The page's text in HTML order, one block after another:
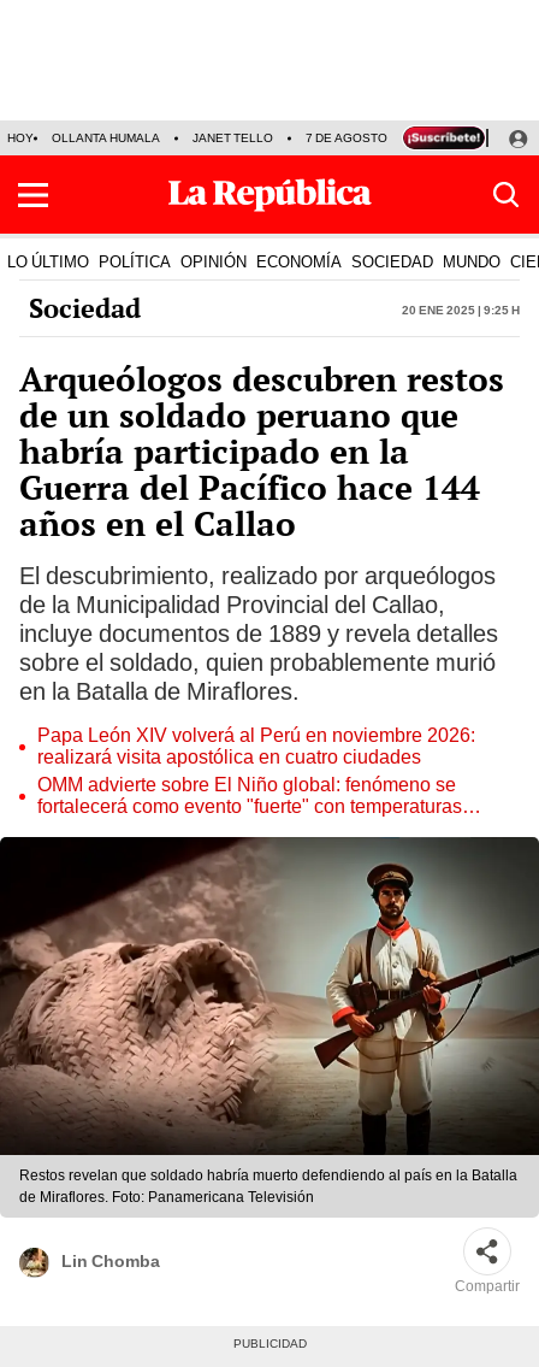
HOY OLLANTA HUMALA JANET TELLO 7 DE AGOSTO TINKA RESULTADOS
LO ÚLTIMO POLÍTICA OPINIÓN ECONOMÍA SOCIEDAD MUNDO
Sociedad 20 Ene 2025 | 9:25 h
Arqueólogos descubren restos
de un soldado peruano que
habría participado en la
Guerra del Pacífico hace 144
años en el Callao
El descubrimiento, realizado por arqueólogos
de la Municipalidad Provincial del Callao,
incluye documentos de 1889 y revela detalles
sobre el soldado, quien probablemente murió
en la Batalla de Miraflores.
Papa León XIV volverá al Perú en noviembre 2026:
realizará visita apostólica en cuatro ciudades
OMM advierte sobre El Niño global: fenómeno se
fortalecerá como evento "fuerte" con temperaturas
Restos revelan que soldado habría muerto defendiendo al país en la Batalla
de Miraflores. Foto: Panamericana Televisión
Lin Chomba
Compartir